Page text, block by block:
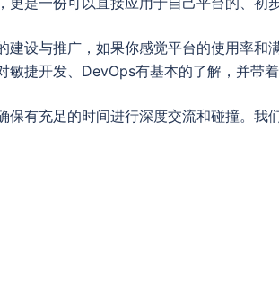
设与推广，如果你感觉平台的使用率和
捷开发、DevOps有基本的了解，并带
有充足的时间进行深度交流和碰撞。